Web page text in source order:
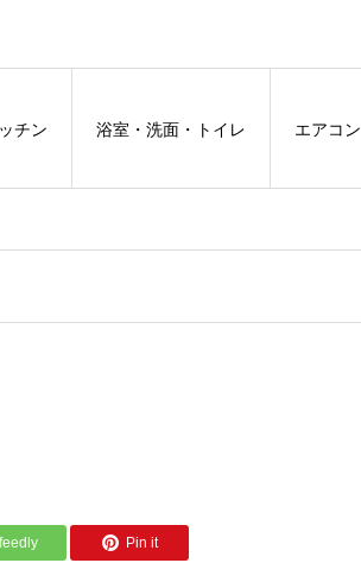
チン 浴室・洗面・トイレ エアコン
feedly Pin it